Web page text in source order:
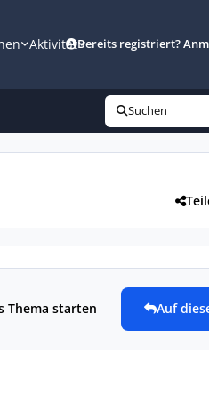
AktivitätBereits registriert?
Suchen
Thema starten Auf